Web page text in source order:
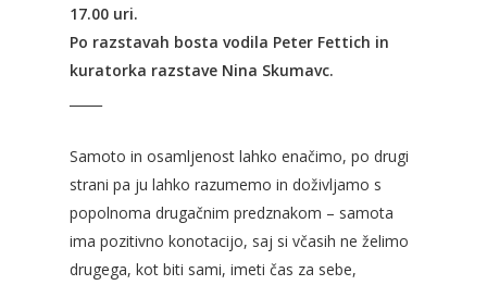
17.00 uri.
Po razstavah bosta vodila Peter Fettich in
kuratorka razstave Nina Skumavc.
Samoto in osamljenost lahko enačimo, po drugi
strani pa ju lahko razumemo in doživljamo s
popolnoma drugačnim predznakom – samota
ima pozitivno konotacijo, saj si včasih ne želimo
drugega, kot biti sami, imeti čas za sebe,